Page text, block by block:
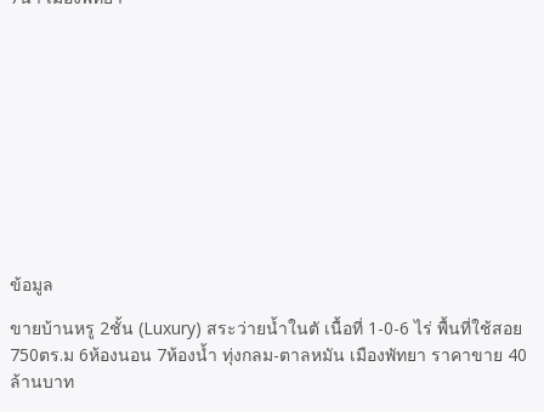
ข้อมูล
ขายบ้านหรู 2ชั้น (Luxury) สระว่ายน้ำในตั เนื้อที่ 1-0-6 ไร่ พื้นที่ใช้สอย
750ตร.ม 6ห้องนอน 7ห้องน้ำ ทุ่งกลม-ตาลหมัน เมืองพัทยา ราคาขาย 40
ล้านบาท